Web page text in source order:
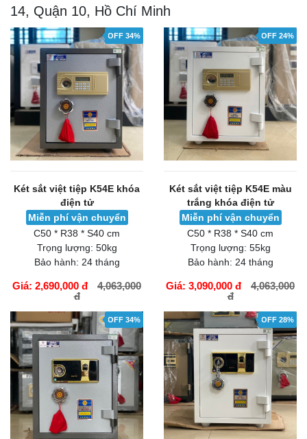
14, Quận 10, Hồ Chí Minh
OFF 34%
Két sắt việt tiệp K54E khóa
điện tử
Miễn phí vận chuyển
C50 * R38 * S40 cm
Trọng lượng: 50kg
Bảo hành: 24 tháng
Giá: 2,690,000 đ
4,063,000
đ
OFF 24%
Két sắt việt tiệp K54E màu
trắng khóa điện tử
Miễn phí vận chuyển
C50 * R38 * S40 cm
Trọng lượng: 55kg
Bảo hành: 24 tháng
Giá: 3,090,000 đ
4,063,000
đ
OFF 34% OFF 28%